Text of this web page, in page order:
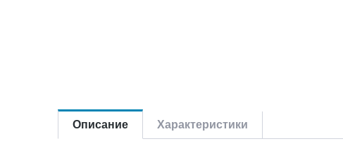
Описание Характеристики